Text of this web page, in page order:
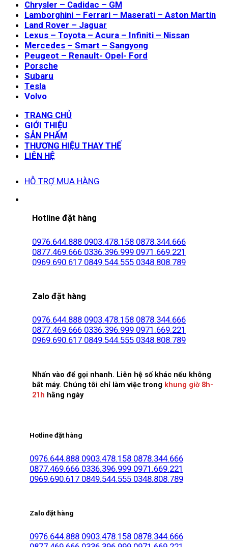
Chrysler – Cadidac – GM
Lamborghini – Ferrari – Maserati – Aston Martin
Land Rover – Jaguar
Lexus – Toyota – Acura – Infiniti – Nissan
Mercedes – Smart – Sangyong
Peugeot – Renault- Opel- Ford
Porsche
Subaru
Tesla
Volvo
TRANG CHỦ
GIỚI THIỆU
SẢN PHẨM
THƯƠNG HIỆU THAY THẾ
LIÊN HỆ
HỖ TRỢ MUA HÀNG
Hotline đặt hàng
0976.644.888 0903.478.158 0878.344.666
0877.469.666 0336.396.999 0971.669.221
0969.690.617 0849.544.555 0348.808.789
Zalo đặt hàng
0976.644.888 0903.478.158 0878.344.666
0877.469.666 0336.396.999 0971.669.221
0969.690.617 0849.544.555 0348.808.789
Nhấn vào để gọi nhanh. Liên hệ số khác nếu không
bắt máy. Chúng tôi chỉ làm việc trong khung giờ 8h-
21h hằng ngày
Hotline đặt hàng
0976.644.888 0903.478.158 0878.344.666
0877.469.666 0336.396.999 0971.669.221
0969.690.617 0849.544.555 0348.808.789
Zalo đặt hàng
0976.644.888 0903.478.158 0878.344.666